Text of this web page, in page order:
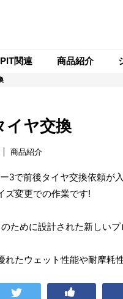
PIT関連 商品紹介
イヤ交換
商品紹介
3で前後タイヤ交換依頼が入
ズ変更での作業です!
ために設計された新しい
れたウェット性能や耐摩耗